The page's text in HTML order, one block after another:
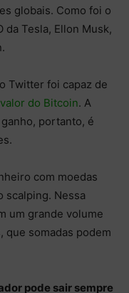
globais. Como foi o
da Tesla, Ellon Musk,
Twitter foi capaz de
do Bitcoin. A
portanto, é
com moedas
scalping. Nessa
um grande volume
que somadas podem
pode sair sempre